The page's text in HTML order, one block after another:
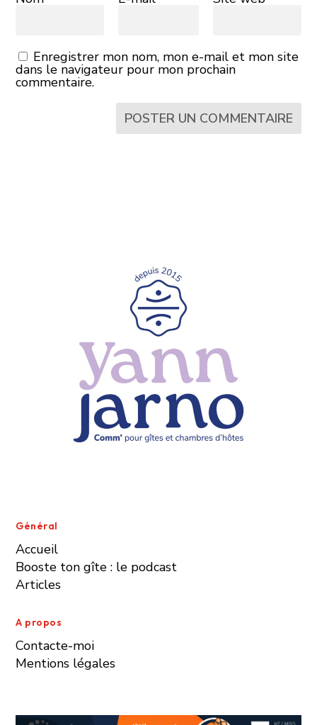
Enregistrer mon nom, mon e-mail et mon site
dans le navigateur pour mon prochain
commentaire.
Général
Accueil
Booste ton gîte : le podcast
Articles
A propos
Contacte-moi
Mentions légales